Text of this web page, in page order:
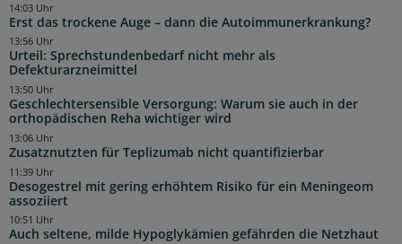
Erst das trockene Auge – dann die Autoimmunerkrankung?
14:03 Uhr
Urteil: Sprechstundenbedarf nicht mehr als
Defekturarzneimittel
13:56 Uhr
Geschlechtersensible Versorgung: Warum sie auch in der
orthopädischen Reha wichtiger wird
13:50 Uhr
Zusatznutzten für Teplizumab nicht quantifizierbar
13:06 Uhr
Desogestrel mit gering erhöhtem Risiko für ein Meningeom
assoziiert
11:39 Uhr
Auch seltene, milde Hypoglykämien gefährden die Netzhaut
10:51 Uhr